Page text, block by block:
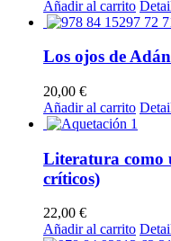
Añadir al carrito
Los ojos de Adán
20,00 €
Añadir al carrito
Literatura como
críticos)
22,00 €
Añadir al carrito